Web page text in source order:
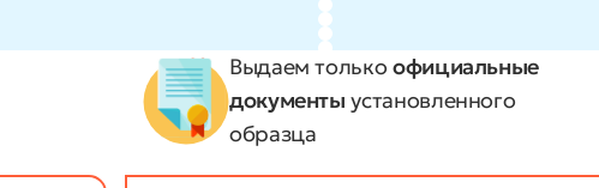
Выдаем только официальные
документы установленного
образца